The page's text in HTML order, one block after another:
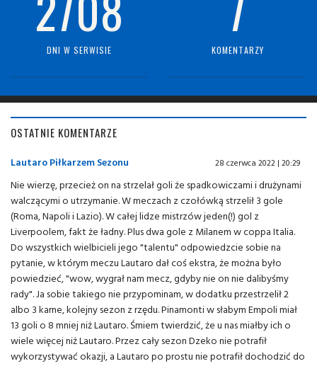
DNI W SERWISIE KOMENTARZY
OSTATNIE KOMENTARZE
Lautaro Piłkarzem Sezonu 28 czerwca 2022 | 20:29
Nie wierzę, przecież on na strzelał goli że spadkowiczami i drużynami
walczącymi o utrzymanie. W meczach z czołówką strzelił 3 gole
(Roma, Napoli i Lazio). W całej lidze mistrzów jeden(!) gol z
Liverpoolem, fakt że ładny. Plus dwa gole z Milanem w coppa Italia.
Do wszystkich wielbicieli jego "talentu" odpowiedzcie sobie na
pytanie, w którym meczu Lautaro dał coś ekstra, że można było
powiedzieć, "wow, wygrał nam mecz, gdyby nie on nie dalibyśmy
rady". Ja sobie takiego nie przypominam, w dodatku przestrzelił 2
albo 3 karne, kolejny sezon z rzędu. Pinamonti w słabym Empoli miał
13 goli o 8 mniej niż Lautaro. Śmiem twierdzić, że u nas miałby ich o
wiele więcej niż Lautaro. Przez cały sezon Dzeko nie potrafił
wykorzystywać okazji, a Lautaro po prostu nie potrafił dochodzić do